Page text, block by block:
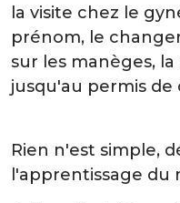
la visite chez le
prénom, le
sur les manèges,
jusqu'au permis de
Rien n'est simple,
l'apprentissage du